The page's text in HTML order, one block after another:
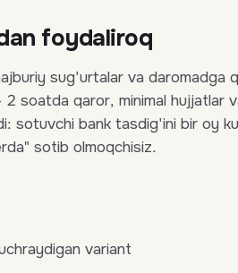
foydaliroq
sug'urtalar va daromadga
soatda qaror, minimal hujjatlar
sotuvchi bank tasdig'ini bir oy
sotib olmoqchisiz.
variant